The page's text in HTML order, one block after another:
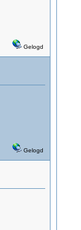
Gelogd
Gelogd